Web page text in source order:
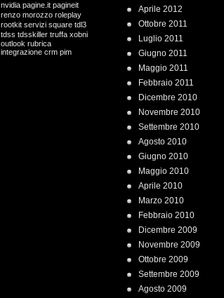
nvidia pagine.it pagineit
renzo morozzo roleplay
rootkit servizi square tdl3
tdss tdsskiller truffa xobni
outlook rubrica
integrazione crm pim
Aprile 2012
Ottobre 2011
Luglio 2011
Giugno 2011
Maggio 2011
Febbraio 2011
Dicembre 2010
Novembre 2010
Settembre 2010
Agosto 2010
Giugno 2010
Maggio 2010
Aprile 2010
Marzo 2010
Febbraio 2010
Dicembre 2009
Novembre 2009
Ottobre 2009
Settembre 2009
Agosto 2009